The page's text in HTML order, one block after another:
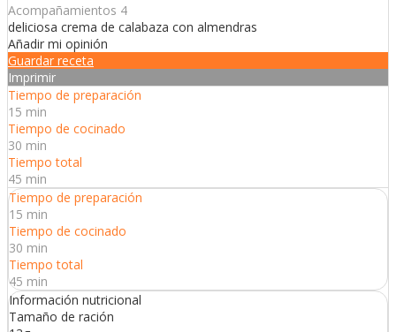
Acompañamientos 4
deliciosa crema de calabaza con almendras
Añadir mi opinión
Guardar receta
Imprimir
Tiempo de preparación
15 min
Tiempo de cocinado
30 min
Tiempo total
45 min
Tiempo de preparación
15 min
Tiempo de cocinado
30 min
Tiempo total
45 min
Información nutricional
Tamaño de ración